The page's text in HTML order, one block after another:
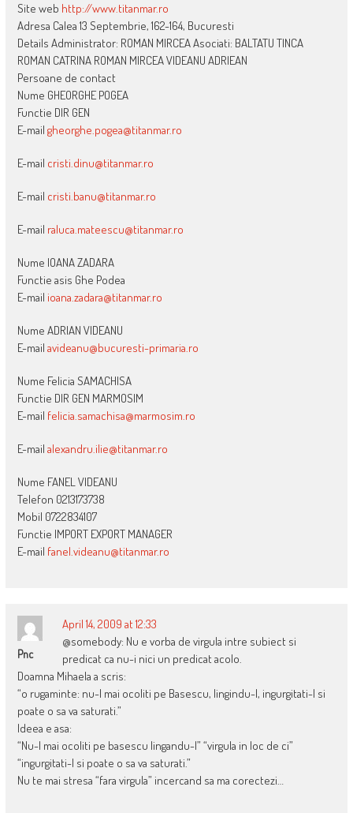
Site web http://www.titanmar.ro
Adresa Calea 13 Septembrie, 162-164, Bucuresti
Details Administrator: ROMAN MIRCEA Asociati: BALTATU TINCA
ROMAN CATRINA ROMAN MIRCEA VIDEANU ADRIEAN
Persoane de contact
Nume GHEORGHE POGEA
Functie DIR GEN
E-mail gheorghe.pogea@titanmar.ro
E-mail cristi.dinu@titanmar.ro
E-mail cristi.banu@titanmar.ro
E-mail raluca.mateescu@titanmar.ro
Nume IOANA ZADARA
Functie asis Ghe Podea
E-mail ioana.zadara@titanmar.ro
Nume ADRIAN VIDEANU
E-mail avideanu@bucuresti-primaria.ro
Nume Felicia SAMACHISA
Functie DIR GEN MARMOSIM
E-mail felicia.samachisa@marmosim.ro
E-mail alexandru.ilie@titanmar.ro
Nume FANEL VIDEANU
Telefon 0213173738
Mobil 0722834107
Functie IMPORT EXPORT MANAGER
E-mail fanel.videanu@titanmar.ro
Pnc
April 14, 2009 at 12:33
@somebody: Nu e vorba de virgula intre subiect si
predicat ca nu-i nici un predicat acolo.
Doamna Mihaela a scris:
“o rugaminte: nu-l mai ocoliti pe Basescu, lingindu-l, ingurgitati-l si
poate o sa va saturati.”
Ideea e asa:
“Nu-l mai ocoliti pe basescu lingandu-l” “virgula in loc de ci”
“ingurgitati-l si poate o sa va saturati.”
Nu te mai stresa “fara virgula” incercand sa ma corectezi…